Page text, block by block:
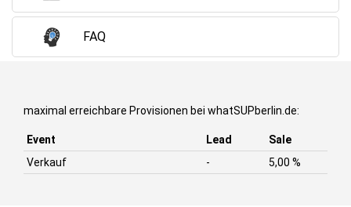
FAQ
maximal erreichbare Provisionen bei whatSUPberlin.de:
Event Lead
Sale
Verkauf
- 5,00 %